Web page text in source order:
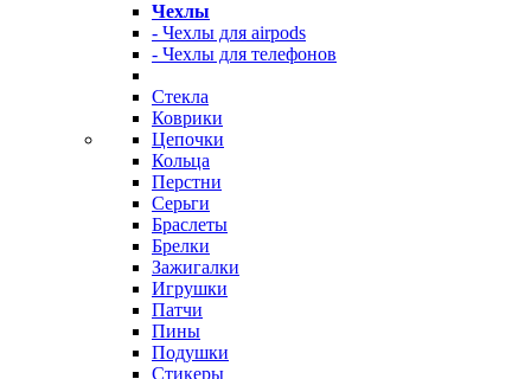
Чехлы
- Чехлы для airpods
- Чехлы для телефонов
Стекла
Коврики
Цепочки
Кольца
Перстни
Серьги
Браслеты
Брелки
Зажигалки
Игрушки
Патчи
Пины
Подушки
Стикеры